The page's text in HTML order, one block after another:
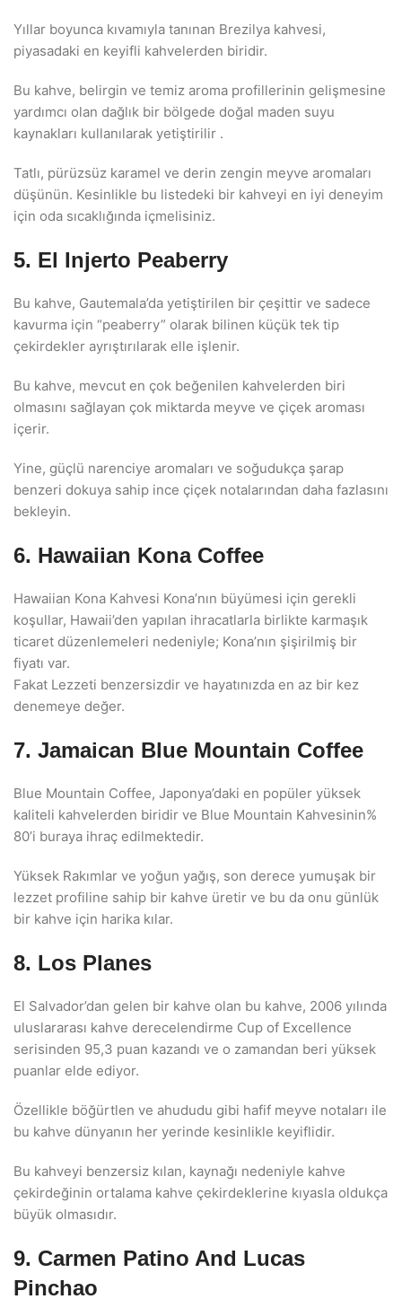
Yıllar boyunca kıvamıyla tanınan Brezilya kahvesi,
piyasadaki en keyifli kahvelerden biridir.
Bu kahve, belirgin ve temiz aroma profillerinin gelişmesine
yardımcı olan dağlık bir bölgede doğal maden suyu
kaynakları kullanılarak yetiştirilir .
Tatlı, pürüzsüz karamel ve derin zengin meyve aromaları
düşünün. Kesinlikle bu listedeki bir kahveyi en iyi deneyim
için oda sıcaklığında içmelisiniz.
5. El Injerto Peaberry
Bu kahve, Gautemala’da yetiştirilen bir çeşittir ve sadece
kavurma için “peaberry” olarak bilinen küçük tek tip
çekirdekler ayrıştırılarak elle işlenir.
Bu kahve, mevcut en çok beğenilen kahvelerden biri
olmasını sağlayan çok miktarda meyve ve çiçek aroması
içerir.
Yine, güçlü narenciye aromaları ve soğudukça şarap
benzeri dokuya sahip ince çiçek notalarından daha fazlasını
bekleyin.
6. Hawaiian Kona Coffee
Hawaiian Kona Kahvesi Kona’nın büyümesi için gerekli
koşullar, Hawaii’den yapılan ihracatlarla birlikte karmaşık
ticaret düzenlemeleri nedeniyle; Kona’nın şişirilmiş bir
fiyatı var.
Fakat Lezzeti benzersizdir ve hayatınızda en az bir kez
denemeye değer.
7. Jamaican Blue Mountain Coffee
Blue Mountain Coffee, Japonya’daki en popüler yüksek
kaliteli kahvelerden biridir ve Blue Mountain Kahvesinin%
80’i buraya ihraç edilmektedir.
Yüksek Rakımlar ve yoğun yağış, son derece yumuşak bir
lezzet profiline sahip bir kahve üretir ve bu da onu günlük
bir kahve için harika kılar.
8. Los Planes
El Salvador’dan gelen bir kahve olan bu kahve, 2006 yılında
uluslararası kahve derecelendirme Cup of Excellence
serisinden 95,3 puan kazandı ve o zamandan beri yüksek
puanlar elde ediyor.
Özellikle böğürtlen ve ahududu gibi hafif meyve notaları ile
bu kahve dünyanın her yerinde kesinlikle keyiflidir.
Bu kahveyi benzersiz kılan, kaynağı nedeniyle kahve
çekirdeğinin ortalama kahve çekirdeklerine kıyasla oldukça
büyük olmasıdır.
9. Carmen Patino And Lucas
Pinchao